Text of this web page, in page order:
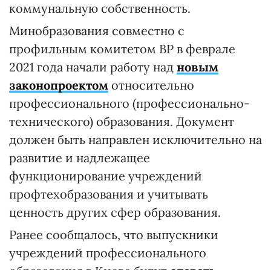
коммунальную собственность.
Минобразования совместно с
профильным комитетом ВР в феврале
2021 года начали работу над новым
законопроектом относительно
профессионального (профессионально-
технического) образования. Документ
должен быть направлен исключительно на
развитие и надлежащее
функционирование учреждений
профтехобразования и учитывать
ценность других сфер образования.
Ранее сообщалось, что выпускники
учреждений профессионального